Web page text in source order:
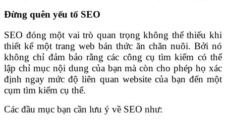
Đừng quên yếu tố SEO
SEO đóng một vai trò quan trọng không thể thiếu khi
thiết kế một trang web bán thức ăn chăn nuôi. Bởi nó
không chỉ đảm bảo rằng các công cụ tìm kiếm có thể
lập chỉ mục nội dung của bạn mà còn cho phép họ xác
định ngay mức độ liên quan website của bạn đến một
cụm tìm kiếm cụ thể.
Các đầu mục bạn cần lưu ý về SEO như: